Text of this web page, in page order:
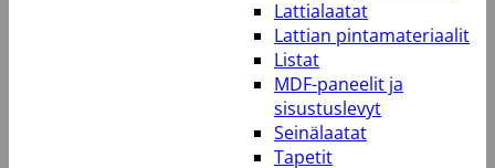
Lattialaatat
Lattian pintamateriaalit
Listat
MDF-paneelit ja
sisustuslevyt
Seinälaatat
Tapetit